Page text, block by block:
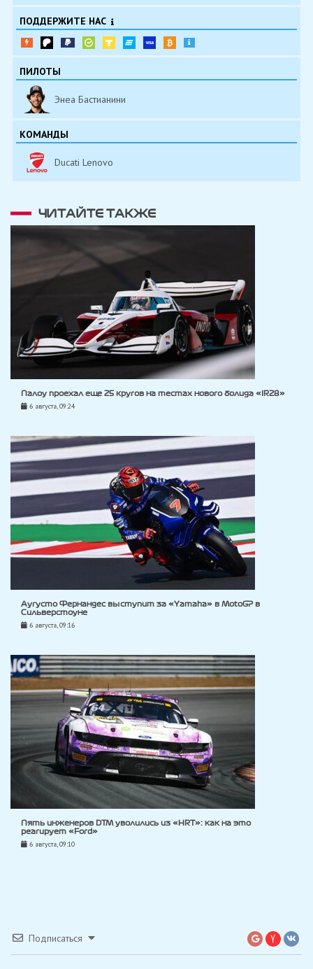
ПОДДЕРЖИТЕ НАС
ПИЛОТЫ
Энеа Бастианини
КОМАНДЫ
Ducati Lenovo
ЧИТАЙТЕ ТАКЖЕ
Палоу проехал еще 25 кругов на тестах нового болида «IR28»
6 августа, 09:24
Аугусто Фернандес выступит за «Yamaha» в MotoGP в
Сильверстоуне
6 августа, 09:16
Пять инженеров DTM уволились из «HRT»: как на это
реагирует «Ford»
6 августа, 09:10
Подписаться